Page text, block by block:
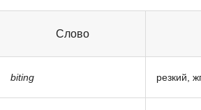
Слово
biting резкий,